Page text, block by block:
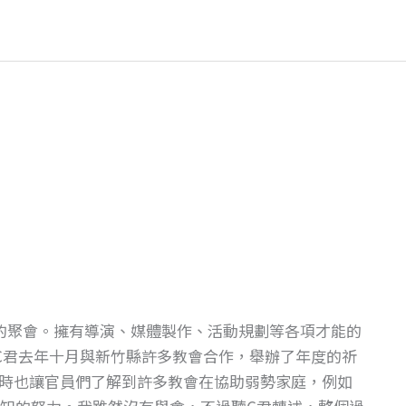
會。擁有導演、媒體製作、活動規劃等各項才能的
去年十月與新竹縣許多教會合作，舉辦了年度的祈
也讓官員們了解到許多教會在協助弱勢家庭，例如